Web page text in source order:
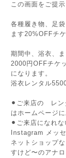
この画面をご提
各種履き物、足
ます20%OFFチ
期間中、浴衣、
2000円OFFチケ
になります。
浴衣レンタル
⚫︎ご来店の レン
はホームページ
⚫︎ご来店になれな
Instagram メッ
ネットショップ
すけど〜のアナ